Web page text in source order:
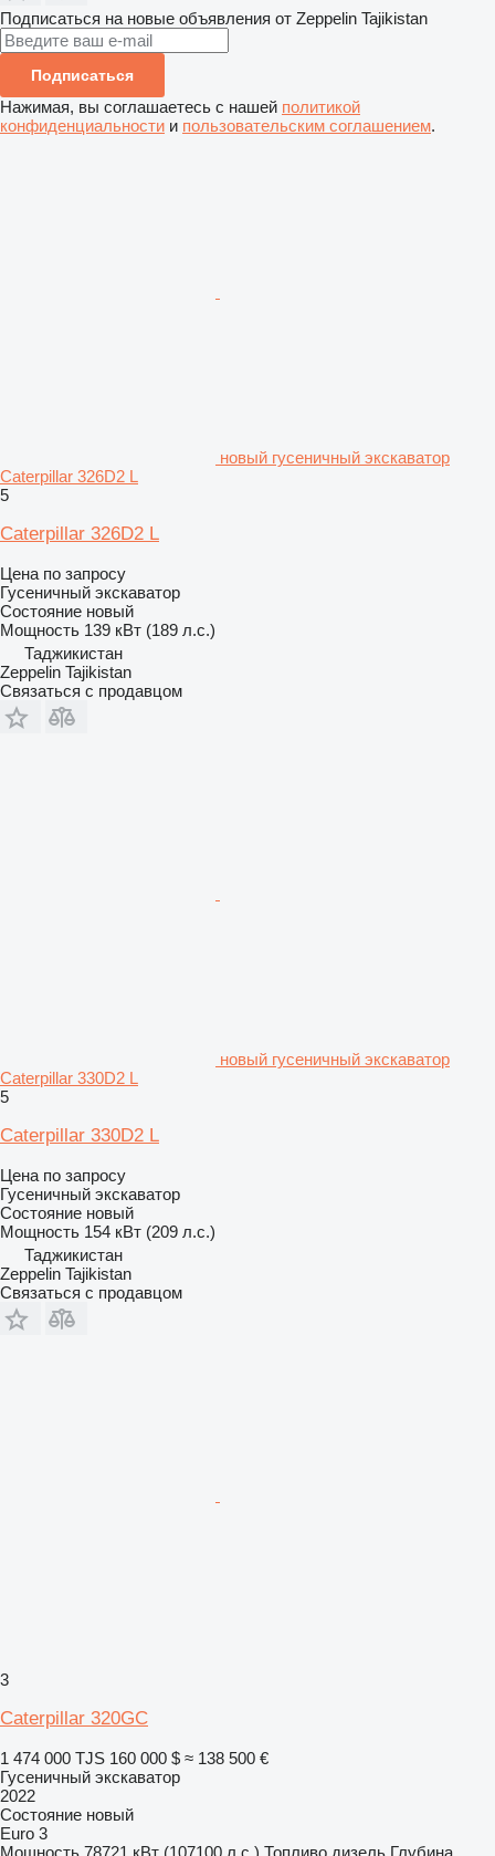
Подписаться на новые объявления от Zeppelin Tajikistan
Подписаться
Нажимая, вы соглашаетесь с нашей политикой
конфиденциальности и пользовательским соглашением.
новый гусеничный экскаватор
Caterpillar 326D2 L
5
Caterpillar 326D2 L
Цена по запросу
Гусеничный экскаватор
Состояние новый
Мощность 139 кВт (189 л.с.)
Таджикистан
Zeppelin Tajikistan
Связаться с продавцом
новый гусеничный экскаватор
Caterpillar 330D2 L
5
Caterpillar 330D2 L
Цена по запросу
Гусеничный экскаватор
Состояние новый
Мощность 154 кВт (209 л.с.)
Таджикистан
Zeppelin Tajikistan
Связаться с продавцом
3
Caterpillar 320GC
1 474 000 TJS 160 000 $ ≈ 138 500 €
Гусеничный экскаватор
2022
Состояние новый
Euro 3
Мощность 78721 кВт (107100 л.с.) Топливо дизель Глубина